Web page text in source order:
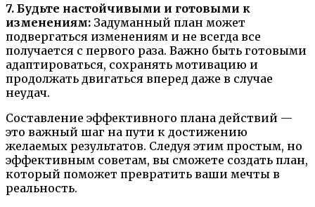
7. Будьте настойчивыми и готовыми к
изменениям: Задуманный план может
подвергаться изменениям и не всегда все
получается с первого раза. Важно быть готовыми
адаптироваться, сохранять мотивацию и
продолжать двигаться вперед даже в случае
неудач.
Составление эффективного плана действий —
это важный шаг на пути к достижению
желаемых результатов. Следуя этим простым, но
эффективным советам, вы сможете создать план,
который поможет превратить ваши мечты в
реальность.